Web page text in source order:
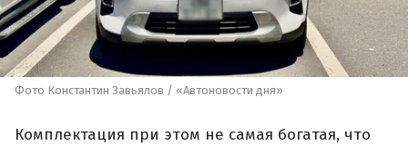
Фото Константин Завьялов / «Автоновости дня»
Комплектация при этом не самая богатая, что